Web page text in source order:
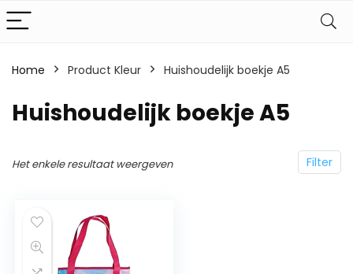
Home Product Kleur Huishoudelijk boekje A5
Huishoudelijk boekje A5
Filter
Het enkele resultaat weergeven